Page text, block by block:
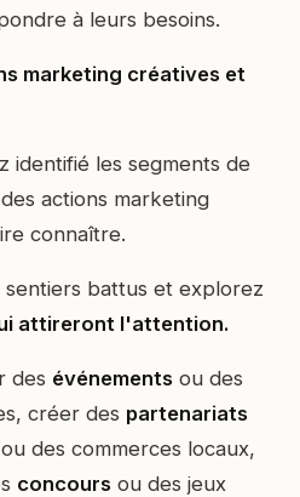
à leurs besoins.
marketing créatives et
identifié les segments de
actions marketing
connaître.
sentiers battus et explorez
attireront l'attention.
des événements ou des
créer des partenariats
des commerces locaux,
concours ou des jeux